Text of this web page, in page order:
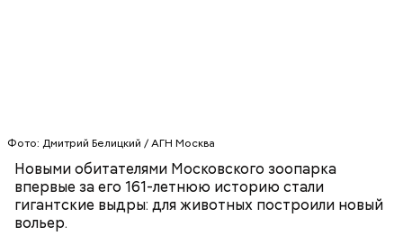
Фото: Дмитрий Белицкий / АГН Москва
Новыми обитателями Московского зоопарка
впервые за его 161-летнюю историю стали
гигантские выдры: для животных построили новый
вольер.